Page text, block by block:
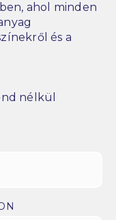
ahol minden
és a
nélkül